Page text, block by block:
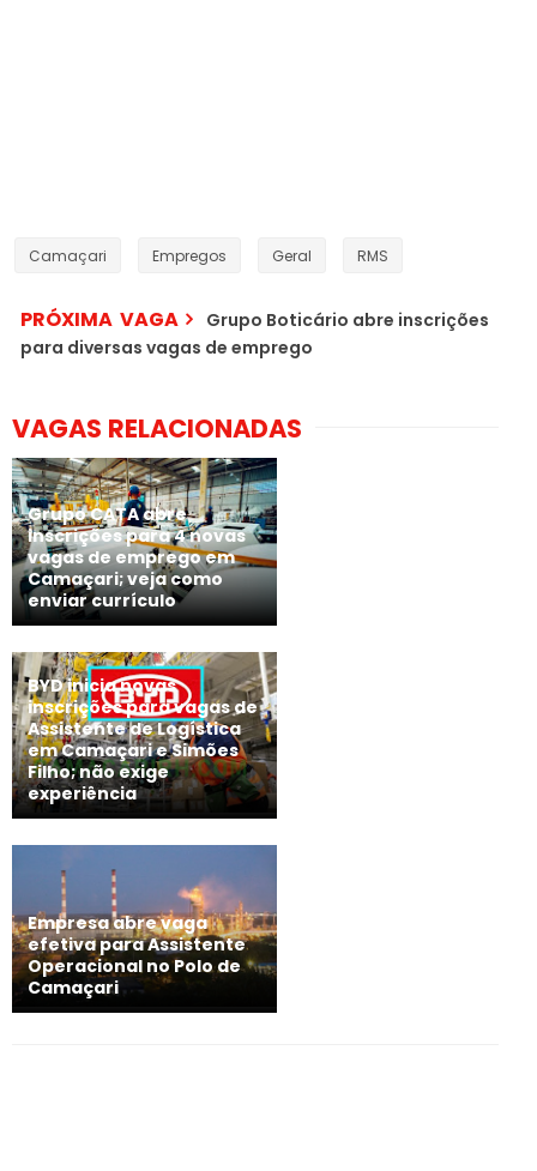
Camaçari Empregos Geral RMS
PRÓXIMA VAGA
Grupo Boticário abre inscrições
para diversas vagas de emprego
VAGAS RELACIONADAS
Grupo CATA abre
inscrições para 4 novas
vagas de emprego em
Camaçari; veja como
enviar currículo
BYD inicia novas
inscrições para vagas de
Assistente de Logística
em Camaçari e Simões
Filho; não exige
experiência
Empresa abre vaga
efetiva para Assistente
Operacional no Polo de
Camaçari